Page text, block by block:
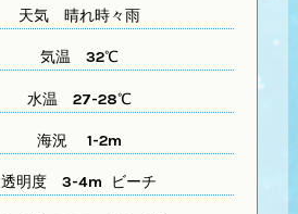
天気晴れ時々雨
気温 32℃
水温 27-28℃
海況 1-2m
透明度 3-4m ビーチ